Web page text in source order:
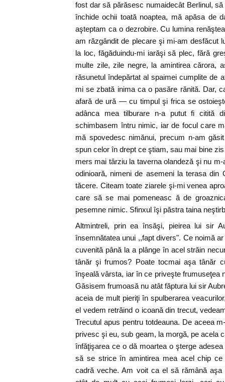
fost dar să părăsesc numaidecât Berlinul,
închide ochii toată noaptea, mă apăsa de
aşteptam ca o dezrobire. Cu lumina
am răzgândit de plecare şi mi-am desfăcut
la loc, făgăduindu-mi iarăşi să plec, fără
multe zile, zile negre, la amintirea cărora,
răsunetul îndepărtat al spaimei cumplite de
mi se zbată inima ca o pasăre rănită. Dar,
afară de ură — cu timpul şi frica se
adânca mea tilburare n-a putut fi citită
schimbasem întru nimic, iar de focul care
mă spovedesc nimănui, precum n-am
spun celor în drept ce ştiam, sau mai bine
mers mai târziu la taverna olandeză şi nu
odinioară, nimeni de asemeni la terasa din
tăcere. Citeam toate ziarele şi-mi venea
care să se mai pomeneasc ă de
pesemne nimic. Sfinxul îşi păstra taina
Altmintreli, prin ea însăşi, pieirea lui sir
însemnătatea unui ,,fapt divers". Ce noimă
cuvenită până la a plânge în acel străin
tânăr şi frumos? Poate tocmai aşa tânăr
înşeală vârsta, iar în ce priveşte frumuseţea
Găsisem frumoasă nu atât făptura lui sir
aceia de mult pieriţi în spulberarea
el vedem retrăind o icoană din trecut,
Trecutul apus pentru totdeauna. De aceea
privesc şi eu, sub geam, la morgă, pe acela
înfăţişarea ce o dă moartea o şterge
să se strice în amintirea mea acel chip ce
cadră veche. Am voit ca el să rămână